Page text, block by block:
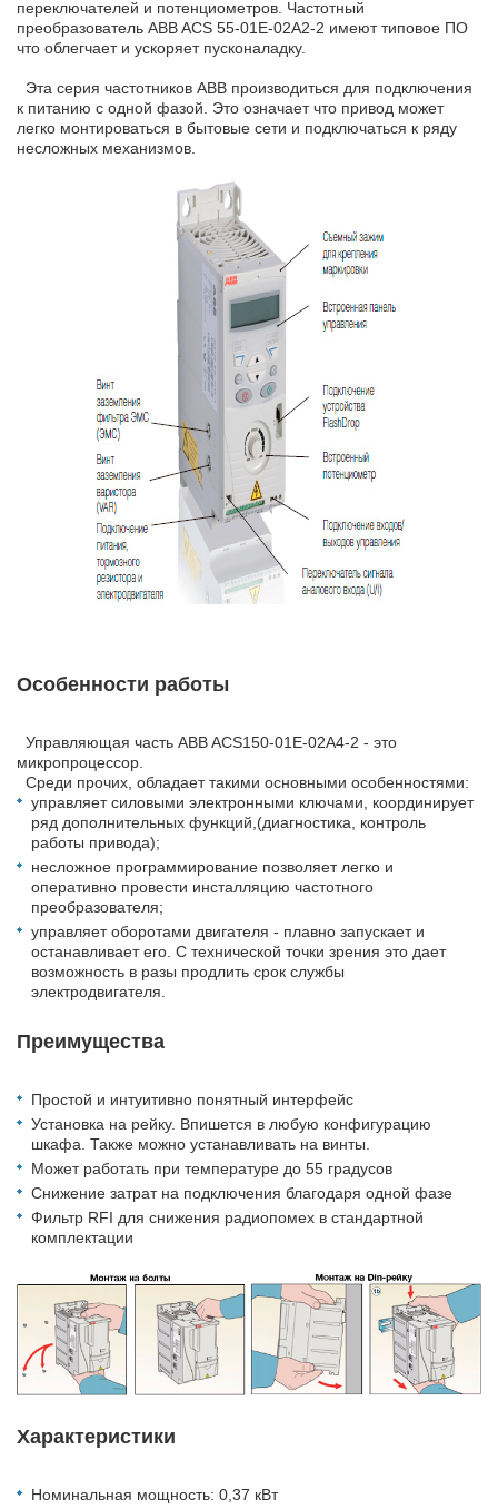
переключателей и потенциометров. Частотный
преобразователь ABB ACS 55-01Е-02А2-2 имеют типовое ПО
что облегчает и ускоряет пусконаладку.
Эта серия частотников ABB производиться для подключения
к питанию с одной фазой. Это означает что привод может
легко монтироваться в бытовые сети и подключаться к ряду
несложных механизмов.
Особенности работы
Управляющая часть ABB ACS150-01E-02A4-2 - это
микропроцессор.
Среди прочих, обладает такими основными особенностями:
управляет силовыми электронными ключами, координирует
ряд дополнительных функций,(диагностика, контроль
работы привода);
несложное программирование позволяет легко и
оперативно провести инсталляцию частотного
преобразователя;
управляет оборотами двигателя - плавно запускает и
останавливает его. С технической точки зрения это дает
возможность в разы продлить срок службы
электродвигателя.
Преимущества
Простой и интуитивно понятный интерфейс
Установка на рейку. Впишется в любую конфигурацию
шкафа. Также можно устанавливать на винты.
Может работать при температуре до 55 градусов
Снижение затрат на подключения благодаря одной фазе
Фильтр RFI для снижения радиопомех в стандартной
комплектации
Характеристики
Номинальная мощность: 0,37 кВт